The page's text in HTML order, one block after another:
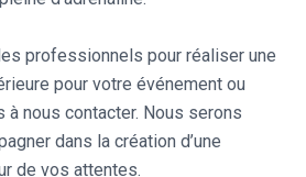
professionnels pour réaliser une
pour votre événement ou
à nous contacter. Nous serons
dans la création d’une
de vos attentes.